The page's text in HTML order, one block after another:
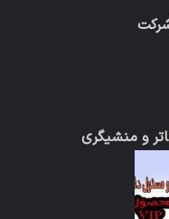
و منشیگری